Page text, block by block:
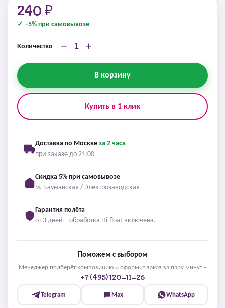
240 ₽
✓ −5% при самовывозе
Количество − +
В корзину
Купить в 1 клик
Доставка по Москве за 2 часа
при заказе до 21:00
Скидка 5% при самовывозе
м. Бауманская / Электрозаводская
Гарантия полёта
от 3 дней – обработка Hi-float включена.
Поможем с выбором
Менеджер подберёт композицию и оформит заказ за пару минут –
+7 (495) 120-11-26
Telegram Max WhatsApp